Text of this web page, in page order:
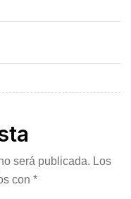
será publicada. Los
con *